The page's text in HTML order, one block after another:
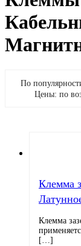
По
Цены: по
Клемма
Клемма
[…]